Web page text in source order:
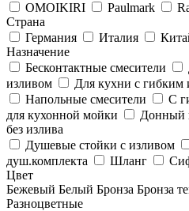
OMOIKIRI
Paulmark
Страна
Германия
Италия
Назначение
Бесконтактные смесители
изливом
Для кухни с гибким
Напольные смесители
С
для кухонной мойки
Донный
без излива
Душевые стойки с изливом
душ.комплекта
Шланг
Цвет
Бежевый Белый Бронза Бронза
Разноцветные